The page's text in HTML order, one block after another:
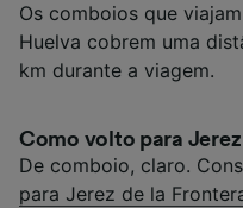
Os comboios que
Huelva cobrem uma
km durante a viagem.
Como volto para
De comboio, claro.
para Jerez de la